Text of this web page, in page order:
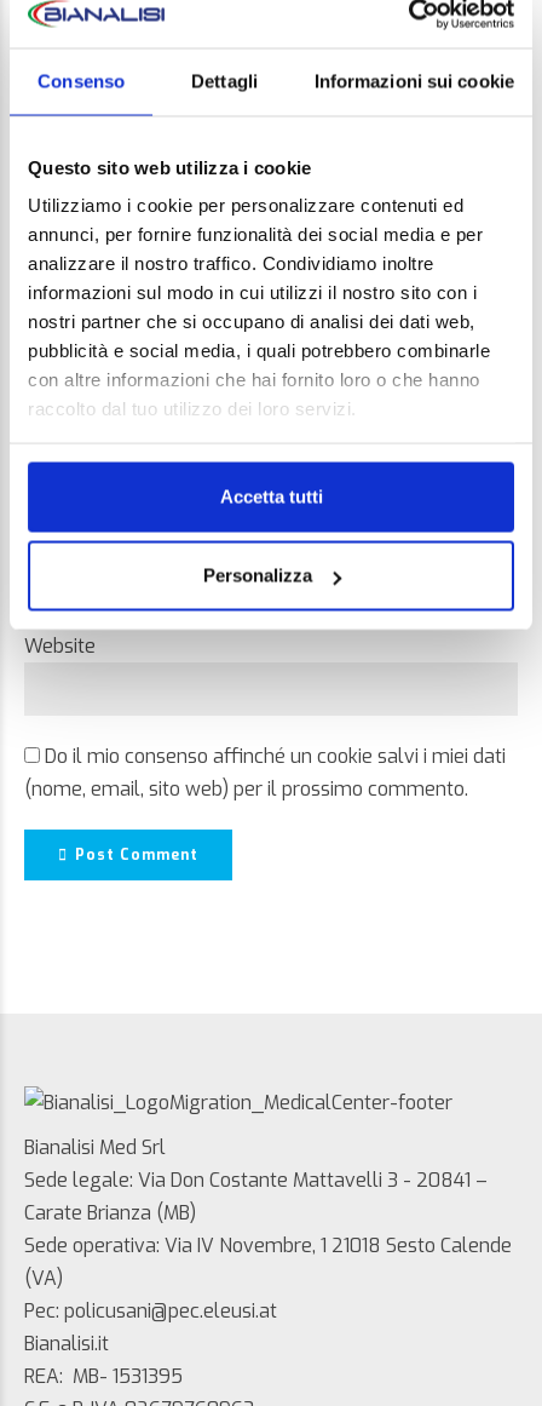
Consenso Dettagli Informazioni sui cookie
Questo sito web utilizza i cookie
Utilizziamo i cookie per personalizzare contenuti ed
annunci, per fornire funzionalità dei social media e per
analizzare il nostro traffico. Condividiamo inoltre
informazioni sul modo in cui utilizzi il nostro sito con i
nostri partner che si occupano di analisi dei dati web,
pubblicità e social media, i quali potrebbero combinarle
con altre informazioni che hai fornito loro o che hanno
raccolto dal tuo utilizzo dei loro servizi.
Accetta tutti
Personalizza
LEAVE A REPLY
Your email address will not be published. Required
Comment
Email *
Website
Do il mio consenso affinché un cookie salvi i miei dati
(nome, email, sito web) per il prossimo commento.
Post Comment
Bianalisi Med Srl
Sede legale: Via Don Costante Mattavelli 3 - 20841 –
Carate Brianza (MB)
Sede operativa: Via IV Novembre, 1 21018 Sesto Calende
(VA)
Pec: policusani@pec.eleusi.at
Bianalisi.it
REA: MB- 1531395